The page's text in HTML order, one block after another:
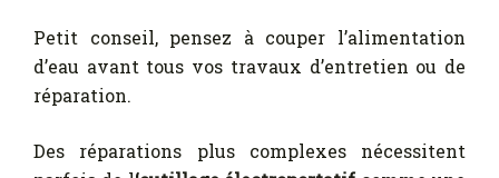
Petit conseil, pensez à couper l’alimentation
d’eau avant tous vos travaux d’entretien ou de
réparation.
Des réparations plus complexes nécessitent